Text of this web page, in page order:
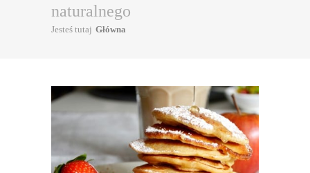
naturalnego
Jesteś tutaj Główna